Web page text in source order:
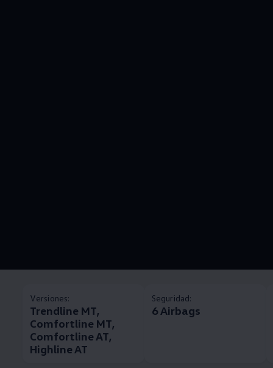
Versiones:
Trendline MT,
Comfortline MT,
Comfortline AT,
Highline AT
Seguridad:
6 Airbags